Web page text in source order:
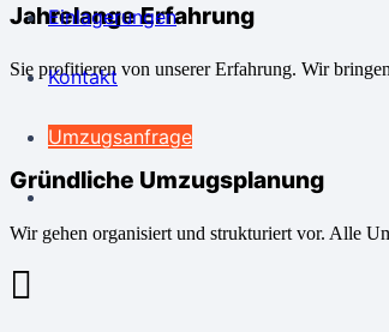
Einlagerungen
Kontakt
Umzugsanfrage
Jahrelange Erfahrung
Sie profitieren von unserer Erfahrung. Wir
Gründliche Umzugsplanung
Wir gehen organisiert und strukturiert vor. Alle